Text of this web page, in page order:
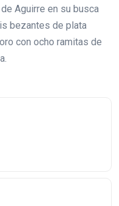
Aguirre en su busca
bezantes de plata
con ocho ramitas de